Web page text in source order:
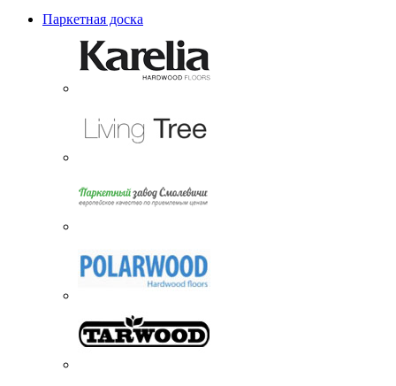
Паркетная доска